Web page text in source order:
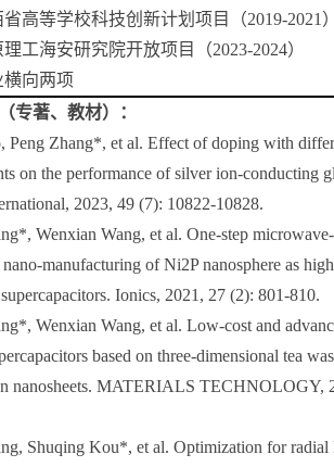
省高等学校科技创新计划项目（2019-2021
工海安研究院开放项目 （2023-2024）
横向两项
专著、教材）：
Peng Zhang*, et al. Effect of doping with
on the performance of silver ion-conducting
2023, 49 (7): 10822-10828.
Wenxian Wang, et al. One-step
manufacturing of Ni2P nanosphere as
Ionics, 2021, 27 (2): 801-810.
Wenxian Wang, et al. Low-cost and
based on three-dimensional tea
nanosheets. MATERIALS TECHNOLOGY,
Shuqing Kou*, et al. Optimization for